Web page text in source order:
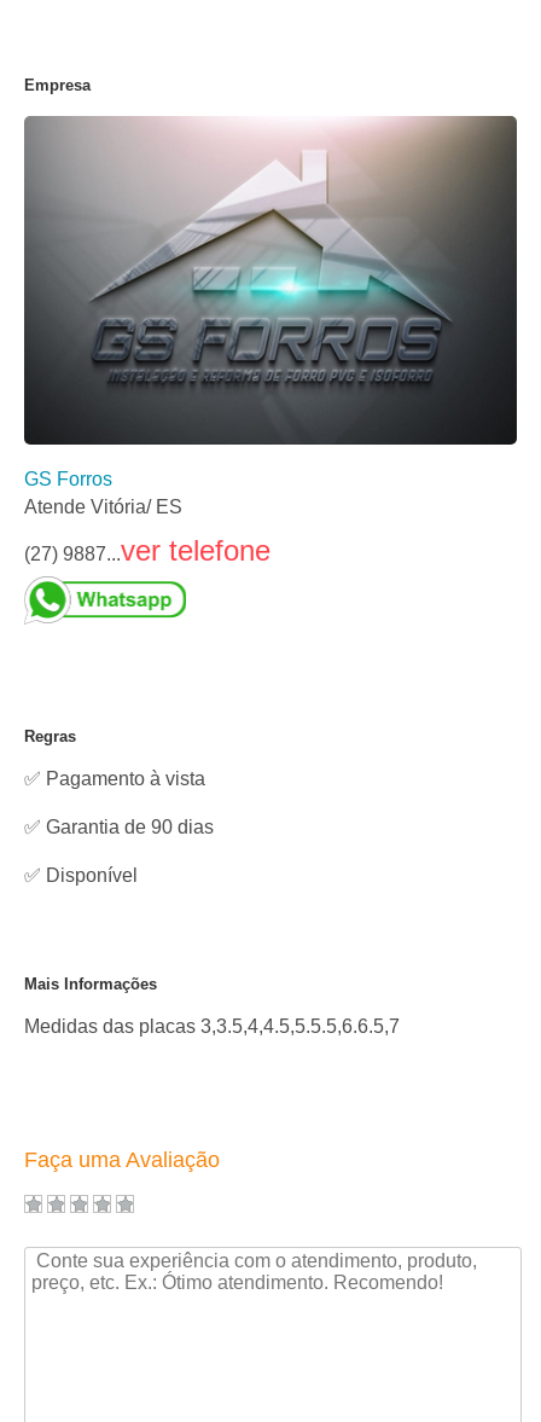
Empresa
GS Forros
Atende Vitória/ ES
(27) 9887...ver telefone
Regras
✅ Pagamento à vista
✅ Garantia de 90 dias
✅ Disponível
Mais Informações
Medidas das placas 3,3.5,4,4.5,5.5.5,6.6.5,7
Faça uma Avaliação